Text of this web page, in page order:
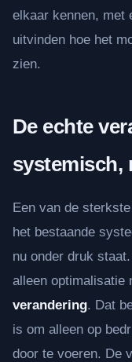
elkaar kennen, met
uitvinden hoe het
zien.
De echte
systemisch,
Een van de
het bestaande
nu onder druk
alleen optimalisatie
verandering. Dat
is om alleen op
door te voeren. De